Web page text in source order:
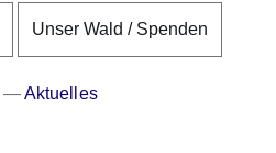
Unser Wald / Spenden
Aktuelles